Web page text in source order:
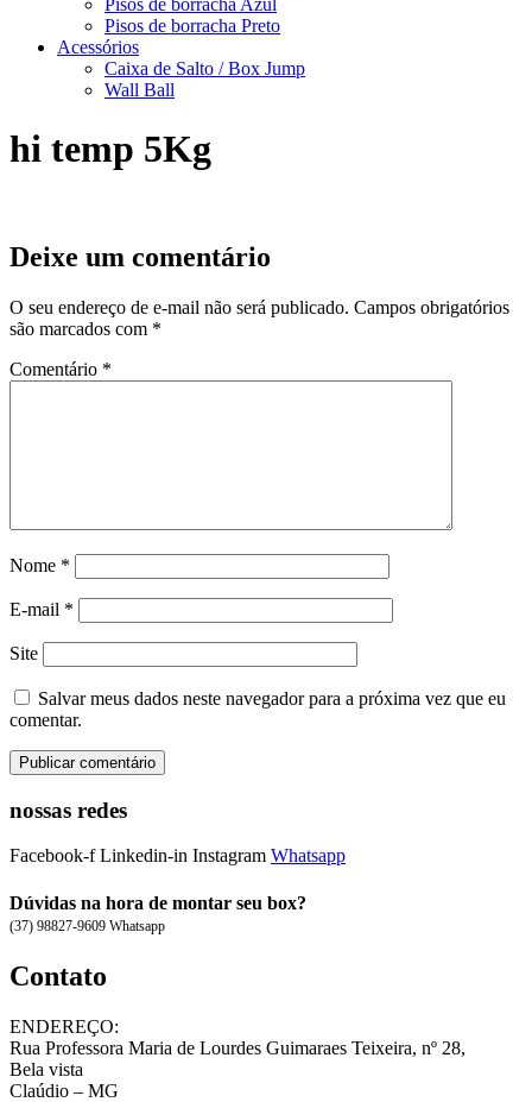
Pisos de borracha Azul
Pisos de borracha Preto
Acessórios
Caixa de Salto / Box Jump
Wall Ball
hi temp 5Kg
Deixe um comentário
O seu endereço de e-mail não será publicado. Campos obrigatórios
são marcados com *
Comentário *
Nome *
E-mail *
Site
Salvar meus dados neste navegador para a próxima vez que eu
comentar.
nossas redes
Facebook-f Linkedin-in Instagram Whatsapp
Dúvidas na hora de montar seu box?
(37) 98827-9609 Whatsapp
Contato
ENDEREÇO:
Rua Professora Maria de Lourdes Guimaraes Teixeira, nº 28,
Bela vista
Claúdio – MG